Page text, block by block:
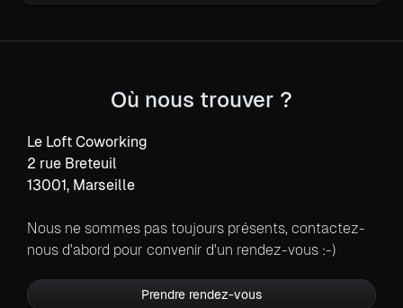
Où nous trouver ?
Le Loft Coworking
2 rue Breteuil
13001, Marseille
Nous ne sommes pas toujours présents, contactez-
nous d'abord pour convenir d'un rendez-vous :-)
Prendre rendez-vous